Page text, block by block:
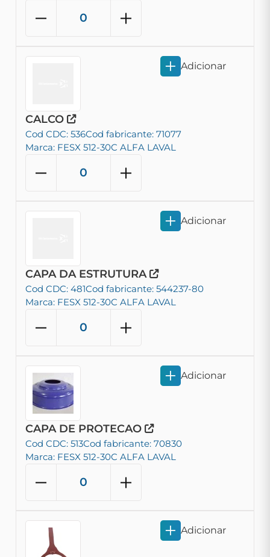
CALCO
Cod CDC: 536Cod fabricante: 71077
Marca: FESX 512-30C ALFA LAVAL
Adicionar
CAPA DA ESTRUTURA
Cod CDC: 481Cod fabricante: 544237-80
Marca: FESX 512-30C ALFA LAVAL
Adicionar
CAPA DE PROTECAO
Cod CDC: 513Cod fabricante: 70830
Marca: FESX 512-30C ALFA LAVAL
Adicionar
Adicionar